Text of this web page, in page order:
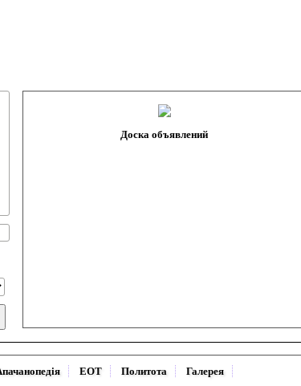
Доска объявлений
ЕОТ Политота
Галерея